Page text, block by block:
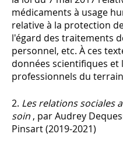
médicaments à usage
relative à la protection
l'égard des traitements
personnel, etc. À ces
données scientifiques et
professionnels du
2. Les relations sociales
soin , par Audrey
Pinsart (2019-2021)